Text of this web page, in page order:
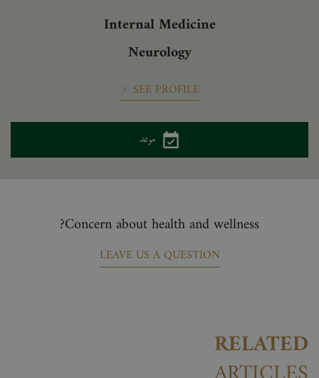
Internal Medicine
Neurology
SEE PROFILE
موعد
Concern about health and wellness?
LEAVE US A QUESTION
RELATED